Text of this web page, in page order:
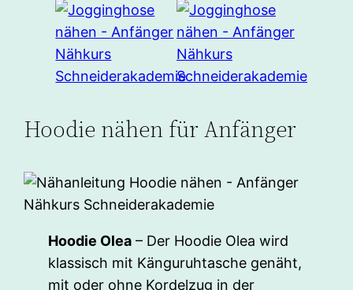
Hoodie nähen für Anfänger
Hoodie Olea – Der Hoodie Olea wird
klassisch mit Känguruhtasche genäht,
mit oder ohne Kordelzug in der